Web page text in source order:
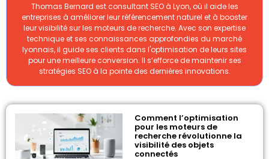
Thomas Bernard est consultant SEO à Lyon, où il aide les
entreprises à améliorer leur référencement naturel et à booster
leur visibilité sur les moteurs de recherche. Avec son expertise
technique et ses connaissances approfondies du marché
lyonnais, il guide ses clients dans l'optimisation de leurs sites
pour une meilleure conversion. Il s’efforce de maintenir ses
stratégies SEO à la pointe des dernières innovations.
Comment l’optimisation
pour les moteurs de
recherche révolutionne la
visibilité des objets
connectés